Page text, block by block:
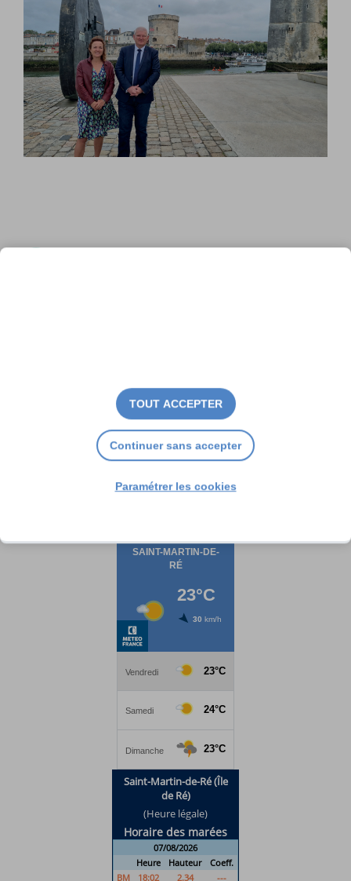
TOUT ACCEPTER
Continuer sans accepter
Paramétrer les cookies